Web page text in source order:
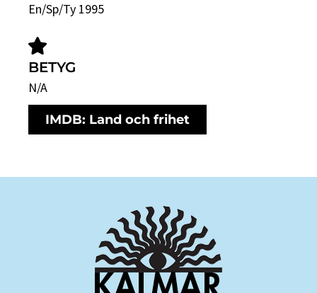
En/Sp/Ty 1995
BETYG
N/A
IMDB: Land och frihet